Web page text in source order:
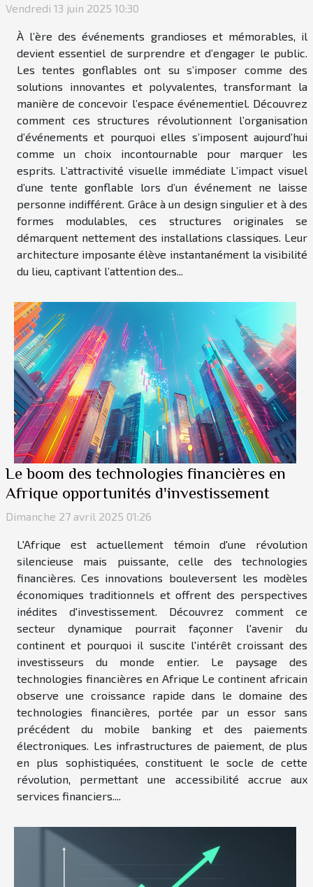
Vendredi 13 juin 2025 10:30
À l’ère des événements grandioses et mémorables, il
devient essentiel de surprendre et d’engager le public.
Les tentes gonflables ont su s’imposer comme des
solutions innovantes et polyvalentes, transformant la
manière de concevoir l’espace événementiel. Découvrez
comment ces structures révolutionnent l’organisation
d’événements et pourquoi elles s’imposent aujourd’hui
comme un choix incontournable pour marquer les
esprits. L’attractivité visuelle immédiate L’impact visuel
d’une tente gonflable lors d’un événement ne laisse
personne indifférent. Grâce à un design singulier et à des
formes modulables, ces structures originales se
démarquent nettement des installations classiques. Leur
architecture imposante élève instantanément la visibilité
du lieu, captivant l’attention des...
Le boom des technologies financières en
Afrique opportunités d'investissement
Dimanche 27 avril 2025 01:26
L'Afrique est actuellement témoin d'une révolution
silencieuse mais puissante, celle des technologies
financières. Ces innovations bouleversent les modèles
économiques traditionnels et offrent des perspectives
inédites d'investissement. Découvrez comment ce
secteur dynamique pourrait façonner l'avenir du
continent et pourquoi il suscite l'intérêt croissant des
investisseurs du monde entier. Le paysage des
technologies financières en Afrique Le continent africain
observe une croissance rapide dans le domaine des
technologies financières, portée par un essor sans
précédent du mobile banking et des paiements
électroniques. Les infrastructures de paiement, de plus
en plus sophistiquées, constituent le socle de cette
révolution, permettant une accessibilité accrue aux
services financiers....